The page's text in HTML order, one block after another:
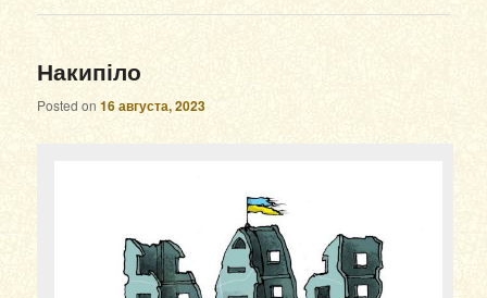
Накипіло
Posted on16 августа, 2023